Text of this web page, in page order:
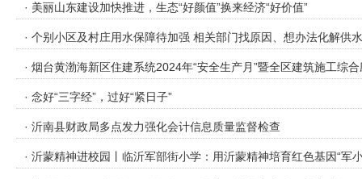
· 美丽山东建设加快推进，生态“好颜值”换来经济“好价值”
· 个别小区及村庄用水保障待加强 相关部门找原因、想办法化解供
· 烟台黄渤海新区住建系统2024年“安全生产月”暨全区建筑施工综
· 念好“三字经”，过好“紧日子”
· 沂南县财政局多点发力强化会计信息质量监督检查
· 沂蒙精神进校园丨临沂军部街小学：用沂蒙精神培育红色基因“军